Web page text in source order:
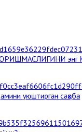
энг
уюштирган саҳоба